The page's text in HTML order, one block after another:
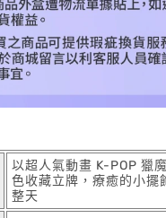
以超人氣動畫 K-POP 獵
色收藏立牌，療癒的小擺
整天